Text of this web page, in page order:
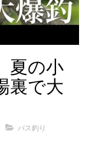
夏の小
裏で大
バス釣り